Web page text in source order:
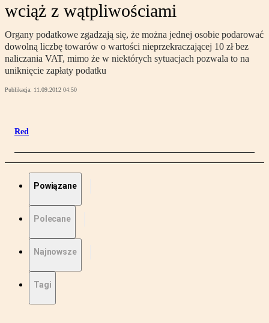
wciąż z wątpliwościami
Organy podatkowe zgadzają się, że można jednej osobie podarować
dowolną liczbę towarów o wartości nieprzekraczającej 10 zł bez
naliczania VAT, mimo że w niektórych sytuacjach pozwala to na
uniknięcie zapłaty podatku
Publikacja: 11.09.2012 04:50
Red
Powiązane
Polecane
Najnowsze
Tagi